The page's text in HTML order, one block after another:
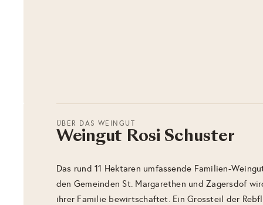
ÜBER DAS WEINGUT
Weingut Rosi Schuster
Das rund 11 Hektaren umfassende Familien-
den Gemeinden St. Margarethen und Zagersdof
ihrer Familie bewirtschaftet. Ein Grossteil der